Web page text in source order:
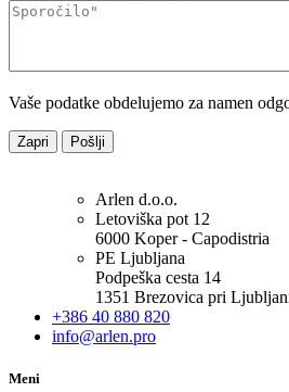
Vaše podatke obdelujemo za namen
Zapri Pošlji
Arlen d.o.o.
Letoviška pot 12
6000 Koper - Capodistria
PE Ljubljana
Podpeška cesta 14
1351 Brezovica pri
+386 40 880 820
info@arlen.pro
Meni